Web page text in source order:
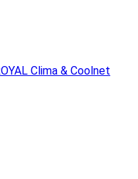
Clima & Coolnet